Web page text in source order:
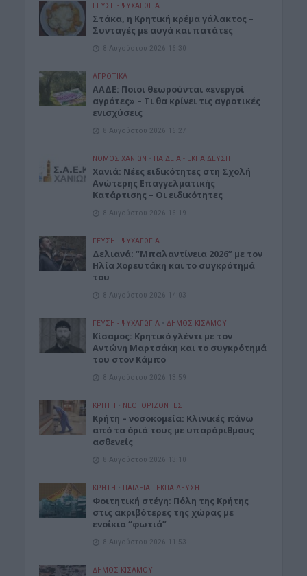
ΓΕΎΣΗ - ΨΥΧΑΓΩΓΊΑ
Στάκα, η Κρητική κρέμα γάλακτος –
Συνταγές με αυγά και πατάτες
8 Αυγούστου 2026 16:30
ΑΓΡΟΤΙΚΑ
ΑΑΔΕ: Ποιοι θεωρούνται «ενεργοί
αγρότες» – Τι θα κρίνει τις αγροτικές
ενισχύσεις
8 Αυγούστου 2026 16:27
ΝΟΜΌΣ ΧΑΝΊΩΝ • ΠΑΙΔΕΙΑ - ΕΚΠΑΙΔΕΥΣΗ
Χανιά: Νέες ειδικότητες στη Σχολή
Ανώτερης Επαγγελματικής
Κατάρτισης – Οι ειδικότητες
8 Αυγούστου 2026 16:19
ΓΕΎΣΗ - ΨΥΧΑΓΩΓΊΑ
Δελιανά: “Μπαλαντίνεια 2026” με τον
Ηλία Χορευτάκη και το συγκρότημά
του
8 Αυγούστου 2026 14:03
ΓΕΎΣΗ - ΨΥΧΑΓΩΓΊΑ • ΔΉΜΟΣ ΚΙΣΆΜΟΥ
Kίσαμος: Κρητικό γλέντι με τον
Αντώνη Μαρτσάκη και το συγκρότημά
του στον Κάμπο
8 Αυγούστου 2026 13:59
ΚΡΗΤΗ • ΝΕΟΙ ΟΡΙΖΟΝΤΕΣ
Κρήτη – νοσοκομεία: Κλινικές πάνω
από τα όριά τους με υπαράριθμους
ασθενείς
8 Αυγούστου 2026 13:10
ΚΡΗΤΗ • ΠΑΙΔΕΙΑ - ΕΚΠΑΙΔΕΥΣΗ
Φοιτητική στέγη: Πόλη της Κρήτης
στις ακριβότερες της χώρας με
ενοίκια “φωτιά”
8 Αυγούστου 2026 11:53
ΔΉΜΟΣ ΚΙΣΆΜΟΥ